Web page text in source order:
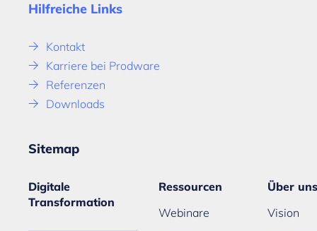
Hilfreiche Links
Kontakt
Karriere bei Prodware
Referenzen
Downloads
Sitemap
Digitale
Transformation
Ressourcen
Webinare
Über uns
Vision